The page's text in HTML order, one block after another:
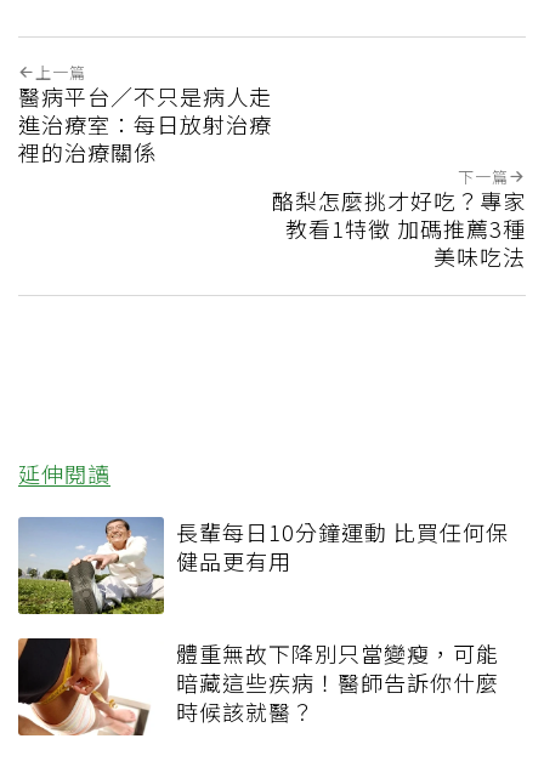
上一篇
醫病平台／不只是病人走
進治療室：每日放射治療
裡的治療關係
下一篇
酪梨怎麼挑才好吃？專家
教看1特徵 加碼推薦3種
美味吃法
延伸閱讀
長輩每日10分鐘運動 比買任何保
健品更有用
體重無故下降別只當變瘦，可能
暗藏這些疾病！醫師告訴你什麼
時候該就醫？